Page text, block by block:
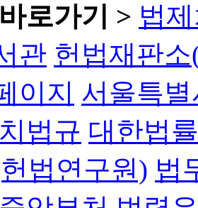
로가기 > 법
관 헌법재판
이지 서울특
법규 대한법
법연구원) 법